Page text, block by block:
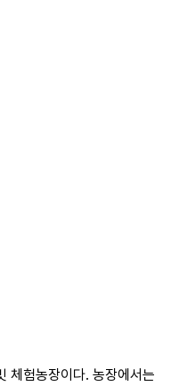
체험농장이다. 농장에서는